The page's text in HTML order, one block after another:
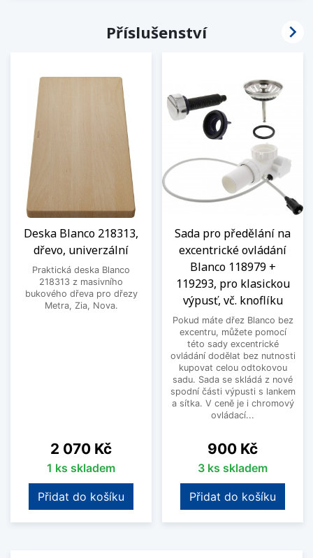
Příslušenství
Deska Blanco 218313,
dřevo, univerzální
Praktická deska Blanco
218313 z masivního
bukového dřeva pro dřezy
Metra, Zia, Nova.
Cena
2 070 Kč
1 ks skladem
Přidat do košíku
Sada pro předělání na
excentrické ovládání
Blanco 118979 +
119293, pro klasickou
výpusť, vč. knoflíku
Pokud máte dřez Blanco bez
excentru, můžete pomocí
této sady excentrické
ovládání dodělat bez nutnosti
kupovat celou odtokovou
sadu. Sada se skládá z nové
spodní části výpusti s lankem
a sítka. V ceně je i chromový
ovládací...
Cena
900 Kč
3 ks skladem
Přidat do košíku
